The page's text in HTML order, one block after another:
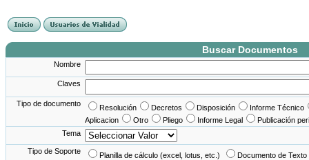
Buscar Documentos
Nombre
Claves
Tipo de documento Resolución Decretos Disposición
Informe Técnico
Aplicacion
Otro Pliego Informe Legal
Publicación
Tema
Tipo de Soporte Planilla de cálculo (excel, lotus, etc.)
Documento de